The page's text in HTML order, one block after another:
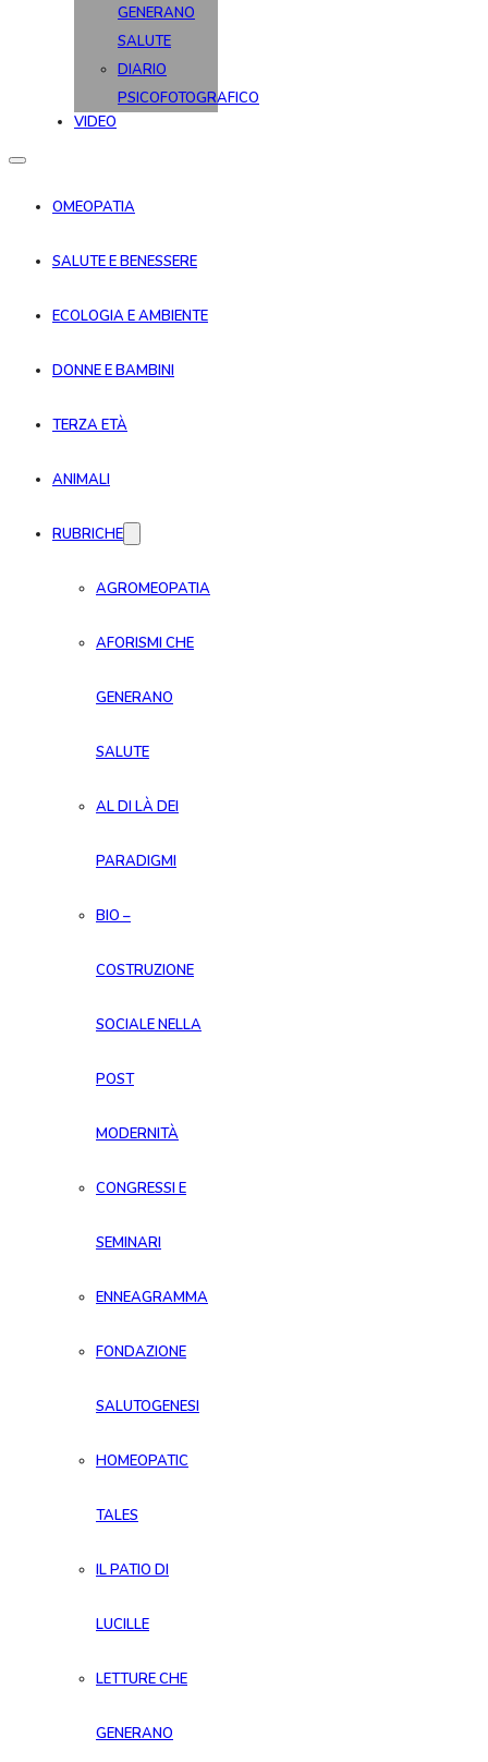
GENERANO
SALUTE
DIARIO
PSICOFOTOGRAFICO
VIDEO
OMEOPATIA
SALUTE E BENESSERE
ECOLOGIA E AMBIENTE
DONNE E BAMBINI
TERZA ETÀ
ANIMALI
RUBRICHE
AGROMEOPATIA
AFORISMI CHE
GENERANO
SALUTE
AL DI LÀ DEI
PARADIGMI
BIO –
COSTRUZIONE
SOCIALE NELLA
POST
MODERNITÀ
CONGRESSI E
SEMINARI
ENNEAGRAMMA
FONDAZIONE
SALUTOGENESI
HOMEOPATIC
TALES
IL PATIO DI
LUCILLE
LETTURE CHE
GENERANO